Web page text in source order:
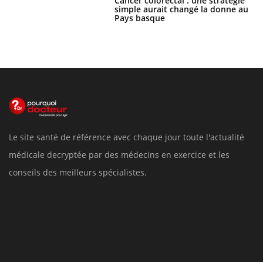
simple aurait changé la donne au
Pays basque
Le site santé de référence avec chaque jour toute l'actualité
médicale decryptée par des médecins en exercice et les
conseils des meilleurs spécialistes.